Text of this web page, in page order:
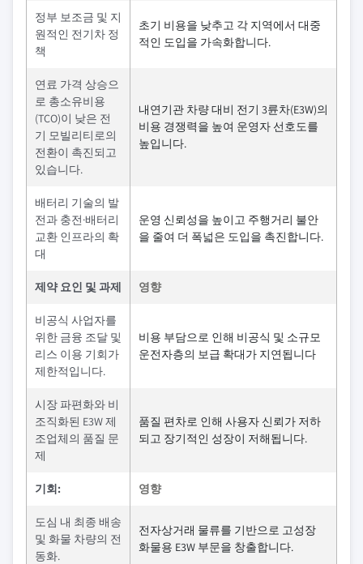
정부 보조금 및 지
원적인 전기차 정
책
초기 비용을 낮추고 각 지역에서 대중
적인 도입을 가속화합니다.
연료 가격 상승으
로 총소유비용
(TCO)이 낮은 전
기 모빌리티로의
전환이 촉진되고
있습니다.
내연기관 차량 대비 전기 3륜차(E3W)의
비용 경쟁력을 높여 운영자 선호도를
높입니다.
배터리 기술의 발
전과 충전·배터리
교환 인프라의 확
대
운영 신뢰성을 높이고 주행거리 불안
을 줄여 더 폭넓은 도입을 촉진합니다.
제약 요인 및 과제 영향
비공식 사업자를
위한 금융 조달 및
리스 이용 기회가
제한적입니다.
비용 부담으로 인해 비공식 및 소규모
운전자층의 보급 확대가 지연됩니다
시장 파편화와 비
조직화된 E3W 제
조업체의 품질 문
제
품질 편차로 인해 사용자 신뢰가 저하
되고 장기적인 성장이 저해됩니다.
기회: 영향
도심 내 최종 배송
및 화물 차량의 전
동화.
전자상거래 물류를 기반으로 고성장
화물용 E3W 부문을 창출합니다.